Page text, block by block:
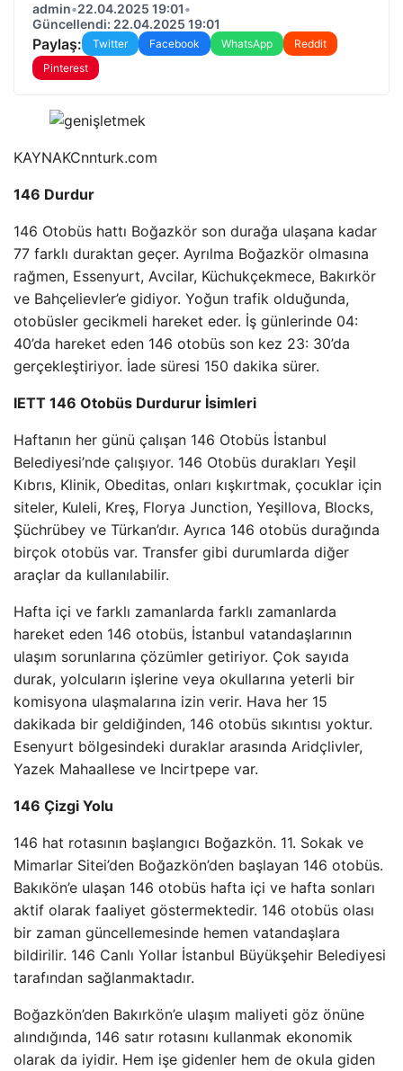
admin•22.04.2025 19:01•
Güncellendi: 22.04.2025 19:01
Paylaş: Twitter Facebook WhatsApp
Reddit
Pinterest
KAYNAKCnnturk.com
146 Durdur
146 Otobüs hattı Boğazkör son durağa ulaşana kadar
77 farklı duraktan geçer. Ayrılma Boğazkör olmasına
rağmen, Essenyurt, Avcilar, Küchukçekmece, Bakırkör
ve Bahçelievler’e gidiyor. Yoğun trafik olduğunda,
otobüsler gecikmeli hareket eder. İş günlerinde 04:
40’da hareket eden 146 otobüs son kez 23: 30’da
gerçekleştiriyor. İade süresi 150 dakika sürer.
IETT 146 Otobüs Durdurur İsimleri
Haftanın her günü çalışan 146 Otobüs İstanbul
Belediyesi’nde çalışıyor. 146 Otobüs durakları Yeşil
Kıbrıs, Klinik, Obeditas, onları kışkırtmak, çocuklar için
siteler, Kuleli, Kreş, Florya Junction, Yeşillova, Blocks,
Şüchrübey ve Türkan’dır. Ayrıca 146 otobüs durağında
birçok otobüs var. Transfer gibi durumlarda diğer
araçlar da kullanılabilir.
Hafta içi ve farklı zamanlarda farklı zamanlarda
hareket eden 146 otobüs, İstanbul vatandaşlarının
ulaşım sorunlarına çözümler getiriyor. Çok sayıda
durak, yolcuların işlerine veya okullarına yeterli bir
komisyona ulaşmalarına izin verir. Hava her 15
dakikada bir geldiğinden, 146 otobüs sıkıntısı yoktur.
Esenyurt bölgesindeki duraklar arasında Aridçlivler,
Yazek Mahaallese ve Incirtpepe var.
146 Çizgi Yolu
146 hat rotasının başlangıcı Boğazkön. 11. Sokak ve
Mimarlar Sitei’den Boğazkön’den başlayan 146 otobüs.
Bakıkön’e ulaşan 146 otobüs hafta içi ve hafta sonları
aktif olarak faaliyet göstermektedir. 146 otobüs olası
bir zaman güncellemesinde hemen vatandaşlara
bildirilir. 146 Canlı Yollar İstanbul Büyükşehir Belediyesi
tarafından sağlanmaktadır.
Boğazkön’den Bakırkön’e ulaşım maliyeti göz önüne
alındığında, 146 satır rotasını kullanmak ekonomik
olarak da iyidir. Hem işe gidenler hem de okula giden